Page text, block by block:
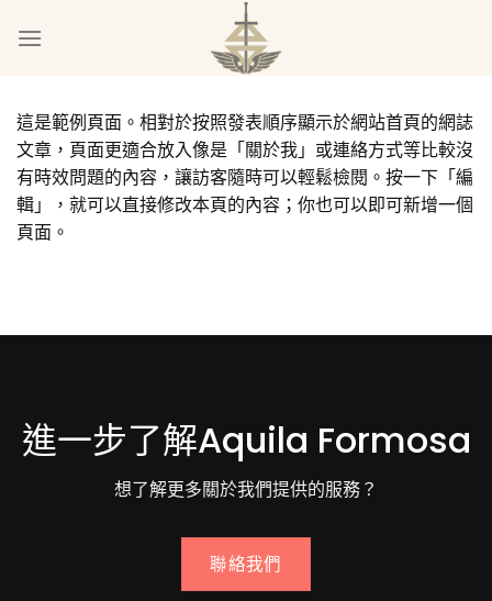
這是範例頁面。相對於按照發表順序顯示於網站首頁的網誌
文章，頁面更適合放入像是「關於我」或連絡方式等比較沒
有時效問題的內容，讓訪客隨時可以輕鬆檢閱。按一下「編
輯」，就可以直接修改本頁的內容；你也可以即可新增一個
頁面 。
進一步了解Aquila Formosa
想了解更多關於我們提供的服務？
聯絡我們